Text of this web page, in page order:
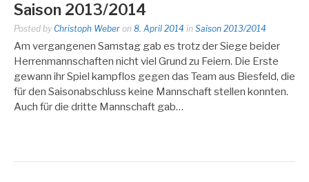
Saison 2013/2014
Posted by Christoph Weber on 8. April 2014 in Saison 2013/2014
Am vergangenen Samstag gab es trotz der Siege beider
Herrenmannschaften nicht viel Grund zu Feiern. Die Erste
gewann ihr Spiel kampflos gegen das Team aus Biesfeld, die
für den Saisonabschluss keine Mannschaft stellen konnten.
Auch für die dritte Mannschaft gab…